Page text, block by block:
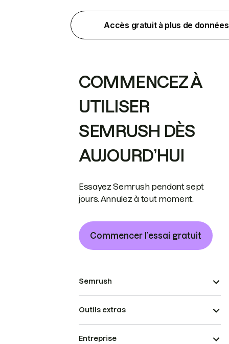
Accès gratuit à plus de données
COMMENCEZ À
UTILISER
SEMRUSH DÈS
AUJOURD’HUI
Essayez Semrush pendant sept
jours. Annulez à tout moment.
Commencer l’essai gratuit
Semrush
Outils extras
Entreprise